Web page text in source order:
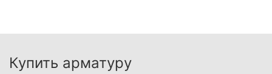
Купить арматуру